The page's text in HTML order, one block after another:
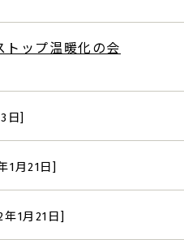
トップ温暖化の会
日]
1月21日]
1月21日]